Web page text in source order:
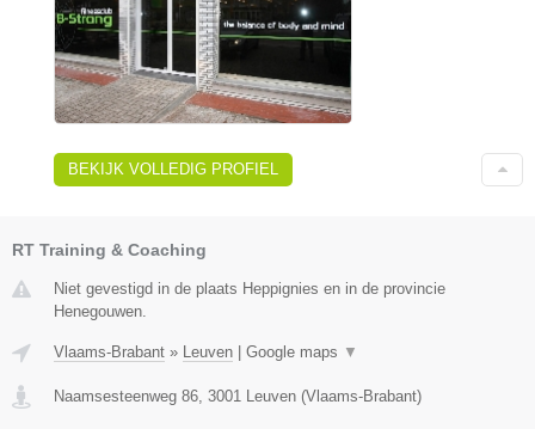
BEKIJK VOLLEDIG PROFIEL
RT Training & Coaching
Niet gevestigd in de plaats Heppignies en in de provincie
Henegouwen.
Vlaams-Brabant » Leuven | Google maps ▼
Naamsesteenweg 86 3001 Leuven (Vlaams-Brabant)